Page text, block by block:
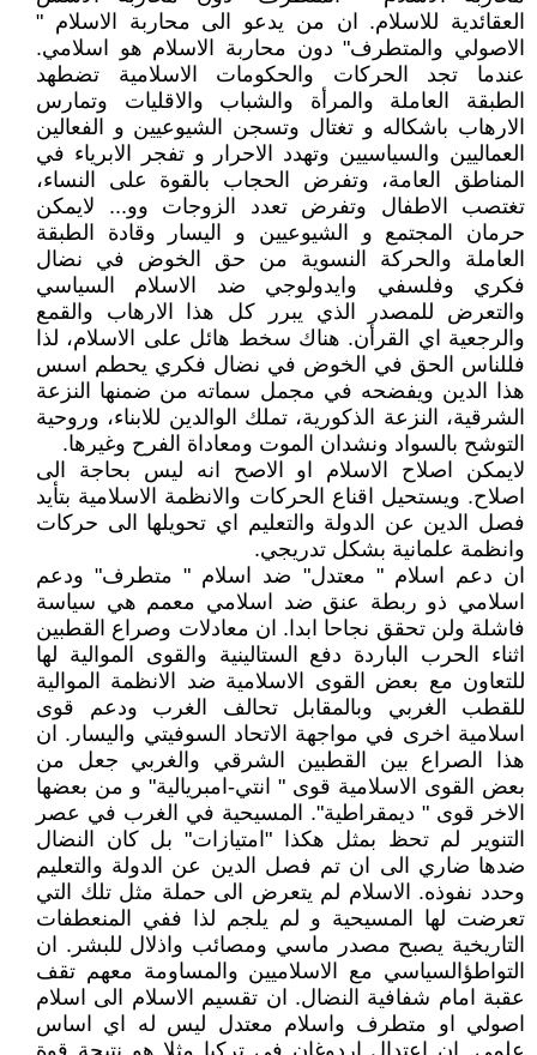
العقائدية للاسلام. ان من يدعو الى محاربة الاسلام "
الاصولي والمتطرف" دون محاربة الاسلام هو اسلامي.
عندما تجد الحركات والحكومات الاسلامية تضطهد
الطبقة العاملة والمرأة والشباب والاقليات وتمارس
الارهاب باشكاله و تغتال وتسجن الشيوعيين و الفعالين
العماليين والسياسيين وتهدد الاحرار و تفجر الابرياء في
المناطق العامة، وتفرض الحجاب بالقوة على النساء،
تغتصب الاطفال وتفرض تعدد الزوجات وو... لايمكن
حرمان المجتمع و الشيوعيين و اليسار وقادة الطبقة
العاملة والحركة النسوية من حق الخوض في نضال
فكري وفلسفي وايدولوجي ضد الاسلام السياسي
والتعرض للمصدر الذي يبرر كل هذا الارهاب والقمع
والرجعية اي القرأن. هناك سخط هائل على الاسلام، لذا
فللناس الحق في الخوض في نضال فكري يحطم اسس
هذا الدين ويفضحه في مجمل سماته من ضمنها النزعة
الشرقية، النزعة الذكورية، تملك الوالدين للابناء، وروحية
التوشح بالسواد ونشدان الموت ومعاداة الفرح وغيرها.
لايمكن اصلاح الاسلام او الاصح انه ليس بحاجة الى
اصلاح. ويستحيل اقناع الحركات والانظمة الاسلامية بتأيد
فصل الدين عن الدولة والتعليم اي تحويلها الى حركات
وانظمة علمانية بشكل تدريجي.
ان دعم اسلام " معتدل" ضد اسلام " متطرف" ودعم
اسلامي ذو ربطة عنق ضد اسلامي معمم هي سياسة
فاشلة ولن تحقق نجاحا ابدا. ان معادلات وصراع القطبين
اثناء الحرب الباردة دفع الستالينية والقوى الموالية لها
للتعاون مع بعض القوى الاسلامية ضد الانظمة الموالية
للقطب الغربي وبالمقابل تحالف الغرب ودعم قوى
اسلامية اخرى في مواجهة الاتحاد السوفيتي واليسار. ان
هذا الصراع بين القطبين الشرقي والغربي جعل من
بعض القوى الاسلامية قوى " انتي-امبريالية" و من بعضها
الاخر قوى " ديمقراطية". المسيحية في الغرب في عصر
التنوير لم تحظ بمثل هكذا "امتيازات" بل كان النضال
ضدها ضاري الى ان تم فصل الدين عن الدولة والتعليم
وحدد نفوذه. الاسلام لم يتعرض الى حملة مثل تلك التي
تعرضت لها المسيحية و لم يلجم لذا ففي المنعطفات
التاريخية يصبح مصدر ماسي ومصائب واذلال للبشر. ان
التواطؤالسياسي مع الاسلاميين والمساومة معهم تقف
عقبة امام شفافية النضال. ان تقسيم الاسلام الى اسلام
اصولي او متطرف واسلام معتدل ليس له اي اساس